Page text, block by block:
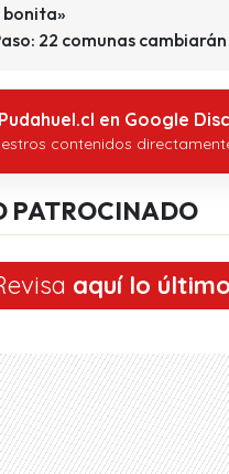
bonita»
22 comunas
en Google
contenidos
PATROCINADO
aquí lo último